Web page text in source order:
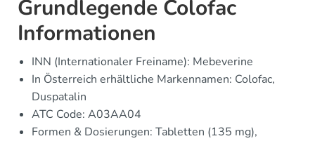
Grundlegende Colofac
Informationen
INN (Internationaler Freiname): Mebeverine
In Österreich erhältliche Markennamen: Colofac,
Duspatalin
ATC Code: A03AA04
Formen & Dosierungen: Tabletten (135 mg),